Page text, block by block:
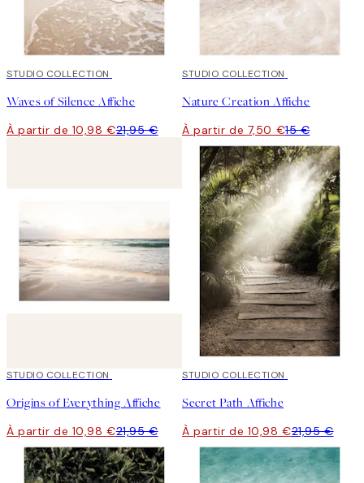
50%*
STUDIO COLLECTION
Waves of Silence Affiche
À partir de 10,98 €21,95 €
50%*
STUDIO COLLECTION
Nature Creation Affiche
À partir de 7,50 €15 €
50%*
STUDIO COLLECTION
Origins of Everything Affiche
À partir de 10,98 €21,95 €
50%*
STUDIO COLLECTION
Secret Path Affiche
À partir de 10,98 €21,95 €